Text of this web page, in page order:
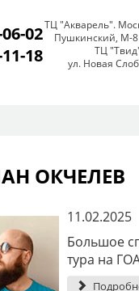
02
18
ТЦ "Акварель".
Пушкинский, М-8
ТЦ
ул. Новая
ОКЧЕЛЕВ
11.02.2025
Большое
тура на